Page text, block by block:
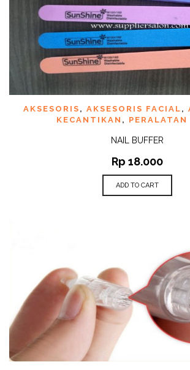
AKSESORIS , AKSESORIS FACIAL ,
KECANTIKAN , PERALATAN
NAIL BUFFER
Rp 18.000
ADD TO CART